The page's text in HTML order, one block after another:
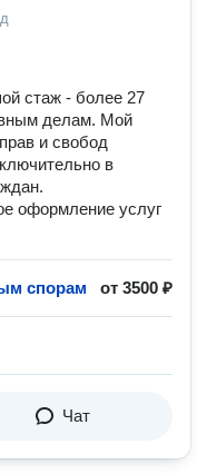
стаж - более 27
делам. Мой
и свобод
в
оформление услуг
спорам от 3500 ₽
Чат